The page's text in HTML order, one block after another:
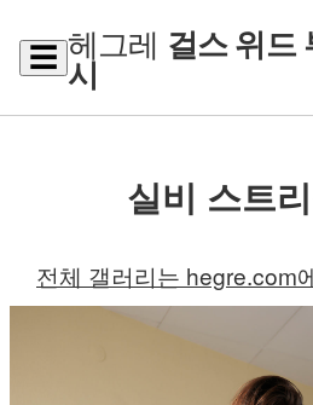
☰ 헤그레 걸스 위드
시
실비 스트
전체 갤러리는 hegre.com